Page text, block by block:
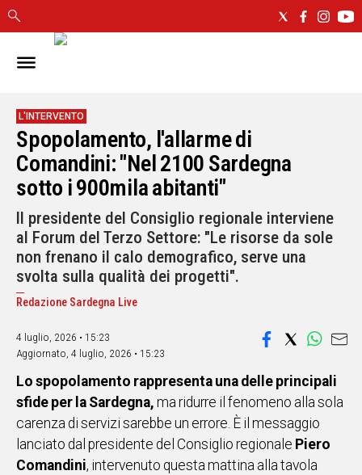
IN
CAGLIARI
SASSARI
NUORO
ORISTANO
SULCIS
GALLURA
OGLIASTRA
MEDIO
CAMPIDANO
NOTIZIE
POLITICA
IN
ITALIA
NEL
MONDO
SPORT
L'INTERVENTO
Spopolamento, l'allarme di
Comandini: "Nel 2100 Sardegna
sotto i 900mila abitanti"
Il presidente del Consiglio regionale interviene
al Forum del Terzo Settore: "Le risorse da sole
non frenano il calo demografico, serve una
svolta sulla qualità dei progetti".
Redazione Sardegna Live
4 luglio, 2026 • 15:23
Aggiornato, 4 luglio, 2026 • 15:23
Lo spopolamento rappresenta una delle principali
sfide per la Sardegna, ma ridurre il fenomeno alla sola
carenza di servizi sarebbe un errore. È il messaggio
lanciato dal presidente del Consiglio regionale Piero
Comandini, intervenuto questa mattina alla tavola